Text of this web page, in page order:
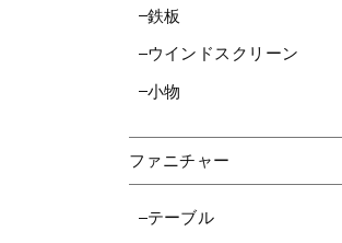
鉄板
ウインドスクリーン
小物
ファニチャー
テーブル